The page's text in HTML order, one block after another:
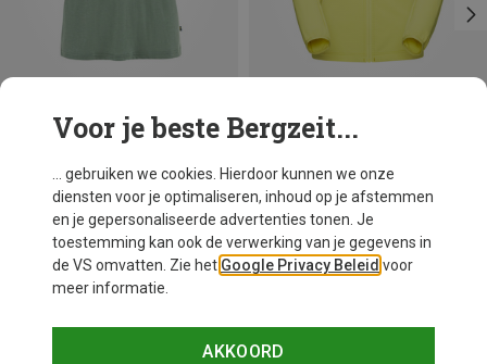
Je bespaart 29% Je bespaart 32%
Voor je beste Bergzeit...
... gebruiken we cookies. Hierdoor kunnen we onze
diensten voor je optimaliseren, inhoud op je afstemmen
en je gepersonaliseerde advertenties tonen. Je
toestemming kan ook de verwerking van je gegevens in
de VS omvatten. Zie het Google Privacy Beleid voor
meer informatie.
AKKOORD